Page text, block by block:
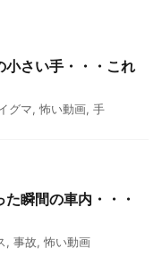
小さい手・・・これ
グマ, 怖い動画, 手
た瞬間の車内・・・
, 事故, 怖い動画